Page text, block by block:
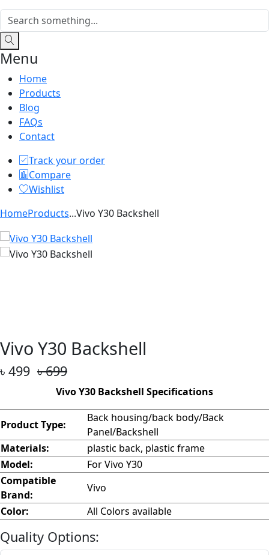
Menu
Home
Products
Blog
FAQs
Contact
Track your order
Compare
Wishlist
HomeProducts...Vivo Y30 Backshell
Vivo Y30 Backshell
৳ 499 ৳ 699
Vivo Y30 Backshell Specifications
Product Type:
Back housing/back body/Back
Panel/Backshell
Materials:
plastic back, plastic frame
Model:
For Vivo Y30
Compatible
Brand:
Vivo
Color:
All Colors available
Quality Options: